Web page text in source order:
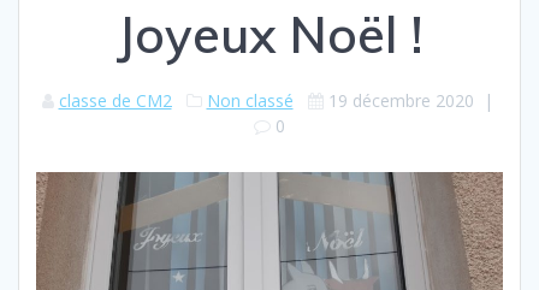
Joyeux Noël !
classe de CM2 Non classé 19 décembre 2020 |
0